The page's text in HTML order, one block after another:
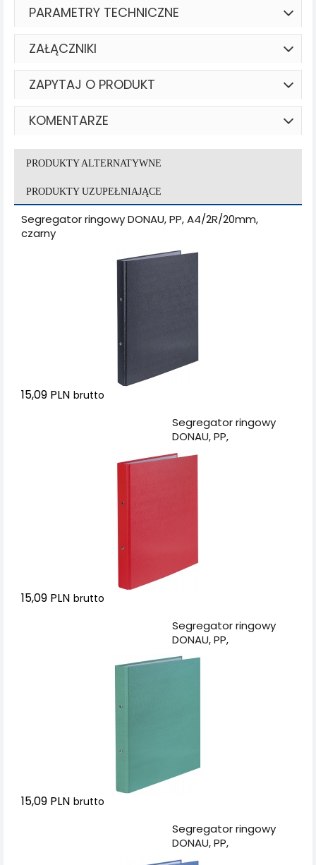
PARAMETRY TECHNICZNE
ZAŁĄCZNIKI
ZAPYTAJ O PRODUKT
KOMENTARZE
PRODUKTY ALTERNATYWNE
PRODUKTY UZUPEŁNIAJĄCE
Segregator ringowy DONAU, PP, A4/2R/20mm,
czarny
15,09 PLN brutto
Segregator ringowy
DONAU, PP,
A4/2R/20mm,
15,09 PLN brutto
Segregator ringowy
DONAU, PP,
A4/2R/20mm, zielony
15,09 PLN brutto
Segregator ringowy
DONAU, PP,
A4/2R/20mm, niebieski